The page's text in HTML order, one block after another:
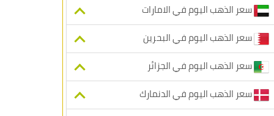
سعر الذهب اليوم في الامارات
سعر الذهب اليوم في البحرين
سعر الذهب اليوم في الجزائر
سعر الذهب اليوم في الدنمارك